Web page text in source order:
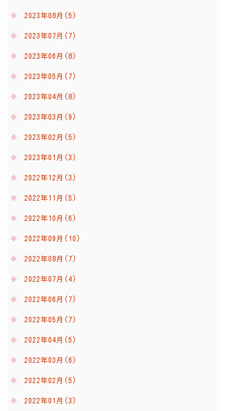
2023年08月(5)
2023年07月(7)
2023年06月(8)
2023年05月(7)
2023年04月(8)
2023年03月(9)
2023年02月(5)
2023年01月(3)
2022年12月(3)
2022年11月(5)
2022年10月(6)
2022年09月(10)
2022年08月(7)
2022年07月(4)
2022年06月(7)
2022年05月(7)
2022年04月(5)
2022年03月(6)
2022年02月(5)
2022年01月(3)